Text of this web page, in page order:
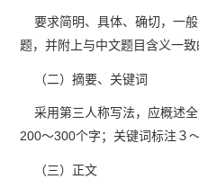
要求简明、具体、确切，一
题，并附上与中文题目含义一致
（二）摘要、关键词
采用第三人称写法，应概述
200～300个字；关键词标注３
（三）正文